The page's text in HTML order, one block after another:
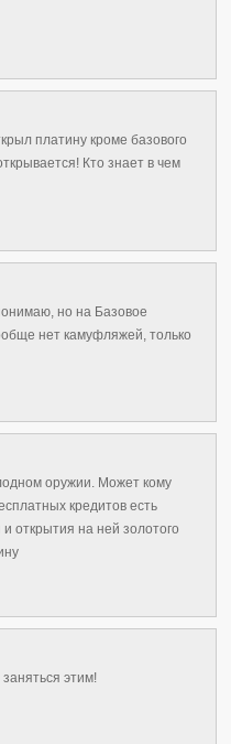
платину кроме базового
Кто знает в чем
но на Базовое
нет камуфляжей, только
оружии. Может кому
кредитов есть
открытия на ней золотого
этим!